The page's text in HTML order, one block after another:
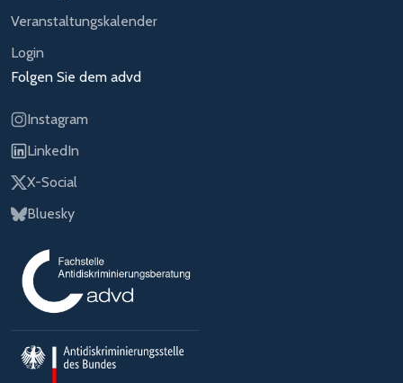
Veranstaltungskalender
Login
Folgen Sie dem advd
Instagram
LinkedIn
X-Social
Bluesky